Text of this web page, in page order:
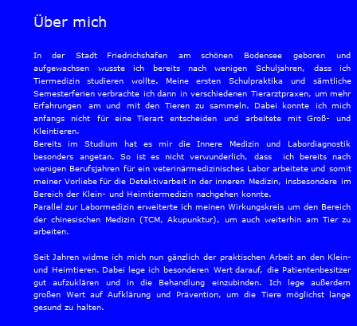
Über mich
In der Stadt Friedrichshafen am schönen Bodensee geboren
und
aufgewachsen
wusste ich bereits nach wenigen Schuljahren, dass
ich
Tiermedizin
studieren wollte. Meine ersten Schulpraktika und
sämtliche
Semesterferien verbrachte ich dann in verschiedenen Tierarztpraxen, um mehr
Erfahrungen
am und mit den Tieren zu sammeln. Dabei konnte ich mich
anfangs
nicht für eine Tierart entscheiden und arbeitete mit Groß-
und
Kleintieren.
Bereits
im Studium hat es mir die Innere Medizin und
Labordiagnostik
besonders
angetan. So ist es nicht verwunderlich, dass ich bereits
nach
wenigen Berufsjahren für ein veterinärmedizinisches Labor arbeitete und somit
meiner Vorliebe für die Detektivarbeit in der inneren Medizin, insbesondere im
Bereich der Klein- und Heimtiermedizin nachgehen konnte.
Parallel zur Labormedizin erweiterte ich meinen Wirkungskreis um den Bereich
der chinesischen Medizin (TCM, Akupunktur), um auch weiterhin am Tier zu
arbeiten.
Seit Jahren widme ich mich nun gänzlich der praktischen Arbeit an den Klein-
und Heimtieren. Dabei lege ich besonderen Wert darauf, die Patientenbesitzer
gut
aufzuklären und in die Behandlung einzubinden. Ich lege
außerdem
großen
Wert auf Aufklärung und Prävention, um die Tiere möglichst
lange
gesund zu halten.